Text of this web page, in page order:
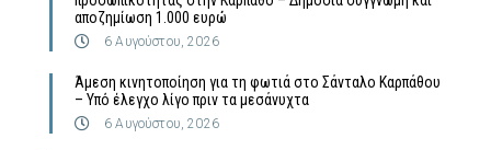
αποζημίωση 1.000 ευρώ
6 Αυγούστου, 2026
Άμεση κινητοποίηση για τη φωτιά στο Σάνταλο Καρπάθου
– Υπό έλεγχο λίγο πριν τα μεσάνυχτα
6 Αυγούστου, 2026